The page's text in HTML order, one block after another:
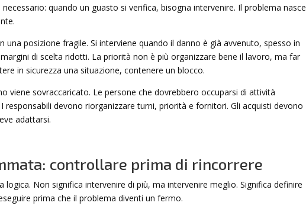
quando un guasto si verifica, bisogna intervenire. Il problema nasce
una posizione fragile. Si interviene quando il danno è già avvenuto, spesso in
di scelta ridotti. La priorità non è più organizzare bene il lavoro, ma far
in sicurezza una situazione, contenere un blocco.
viene sovraccaricato. Le persone che dovrebbero occuparsi di attività
responsabili devono riorganizzare turni, priorità e fornitori. Gli acquisti devono
adattarsi.
controllare prima di rincorrere
Non significa intervenire di più, ma intervenire meglio. Significa definire
prima che il problema diventi un fermo.